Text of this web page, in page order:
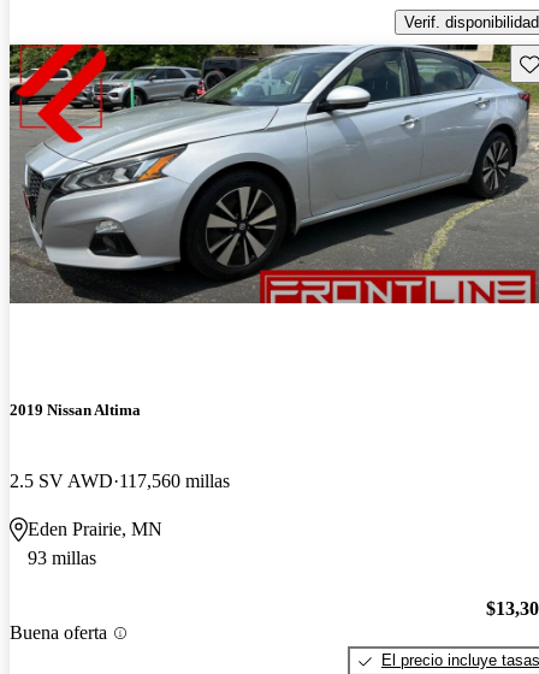
Verif. disponibilidad
2019 Nissan Altima
2.5 SV AWD 117,560 millas
Eden Prairie, MN
93 millas
Buena oferta
El precio incluye tasas